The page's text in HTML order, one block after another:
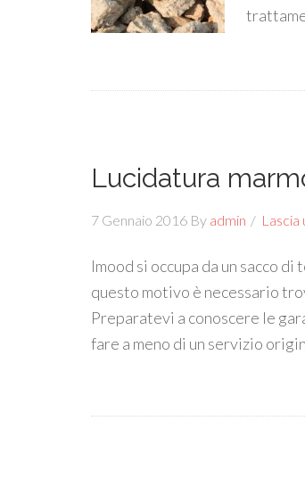
Lucidatura
7 Gennaio 2016 By admin Lascia
Imood si occupa da un sacco
questo motivo è necessario
Preparatevi a conoscere le
fare a meno di un servizio